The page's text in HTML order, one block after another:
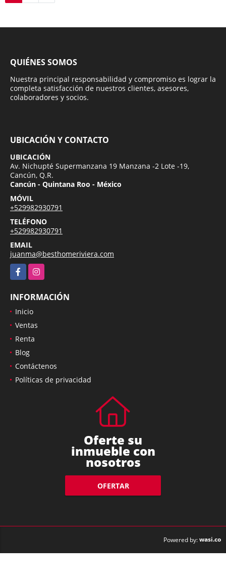
QUIÉNES SOMOS
Nuestra principal responsabilidad y compromiso es lograr la
completa satisfacción de nuestros clientes, asesores,
colaboradores y socios.
UBICACIÓN Y CONTACTO
UBICACIÓN
Av. Nichupté Supermanzana 19 Manzana -2 Lote -19,
Cancún, Q.R.
Cancún - Quintana Roo - México
MÓVIL
+529982930791
TELÉFONO
+529982930791
EMAIL
juanma@besthomeriviera.com
FacebookInstagram
INFORMACIÓN
Inicio
Ventas
Renta
Blog
Contáctenos
Políticas de privacidad
Oferte su
inmueble con
nosotros
OFERTAR
Powered by:wasi.co